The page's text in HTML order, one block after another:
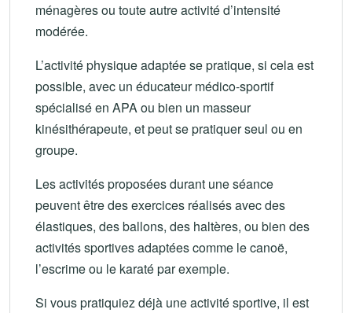
ménagères ou toute autre activité d’intensité
modérée.
L’activité physique adaptée se pratique, si cela est
possible, avec un éducateur médico-sportif
spécialisé en APA ou bien un masseur
kinésithérapeute, et peut se pratiquer seul ou en
groupe.
Les activités proposées durant une séance
peuvent être des exercices réalisés avec des
élastiques, des ballons, des haltères, ou bien des
activités sportives adaptées comme le canoë,
l’escrime ou le karaté par exemple.
Si vous pratiquiez déjà une activité sportive, il est